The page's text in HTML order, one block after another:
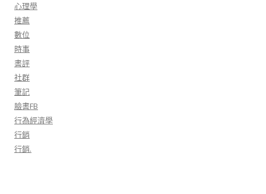
心理學
推薦
數位
時事
書評
社群
筆記
臉書FB
行為經濟學
行銷
行銷.